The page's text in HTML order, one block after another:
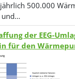
500.000
und…
der EEG-
für den